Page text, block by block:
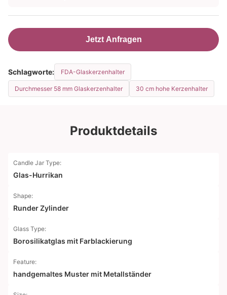
Jetzt Anfragen
Schlagworte: FDA-Glaskerzenhalter
Durchmesser 58 mm Glaskerzenhalter 30 cm hohe Kerzenhalter
Produktdetails
Candle Jar Type:
Glas-Hurrikan
Shape:
Runder Zylinder
Glass Type:
Borosilikatglas mit Farblackierung
Feature:
handgemaltes Muster mit Metallständer